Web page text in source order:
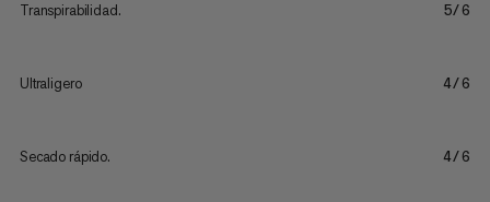
Transpirabilidad. 5/6
Ultraligero 4/6
Secado rápido. 4/6